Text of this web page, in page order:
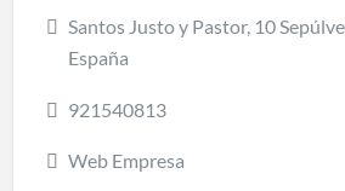
Santos Justo y Pastor, 10
España
921540813
Web Empresa